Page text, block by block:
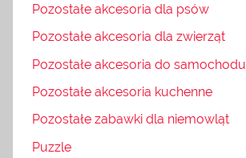
Pozostałe akcesoria dla psów
Pozostałe akcesoria dla zwierząt
Pozostałe akcesoria do samochodu
Pozostałe akcesoria kuchenne
Pozostałe zabawki dla niemowląt
Puzzle